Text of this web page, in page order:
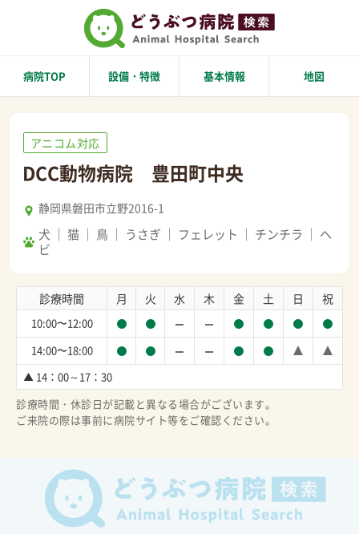
病院TOP 設備・特徴 基本情報 地図
アニコム対応
DCC動物病院 豊田町中央
静岡県磐田市立野2016-1
犬 猫 鳥 うさぎ フェレット チンチラ
ヘ
ビ
診療時間 月 火 水 木 金 土 日 祝
10:00〜12:00
14:00〜18:00
▲ 14：00～17：30
診療時間・休診日が記載と異なる場合がございます。
ご来院の際は事前に病院サイト等をご確認ください。